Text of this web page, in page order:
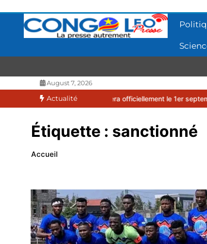
contenu
CONGOLEO
La presse autrement
August 7, 2026
Actualité
2026-2027 débutera officiellement le 1er septembre 2026
Étiquette : sanctionné
Accueil